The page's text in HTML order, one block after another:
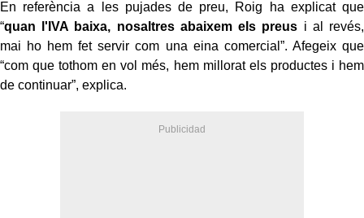
En referència a les pujades de preu, Roig ha explicat que
“quan l'IVA baixa, nosaltres abaixem els preus i al revés,
mai ho hem fet servir com una eina comercial”. Afegeix que
“com que tothom en vol més, hem millorat els productes i hem
de continuar”, explica.